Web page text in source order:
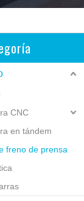
CNC
en tándem
freno de prensa